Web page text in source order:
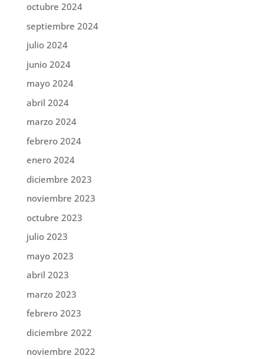
octubre 2024
septiembre 2024
julio 2024
junio 2024
mayo 2024
abril 2024
marzo 2024
febrero 2024
enero 2024
diciembre 2023
noviembre 2023
octubre 2023
julio 2023
mayo 2023
abril 2023
marzo 2023
febrero 2023
diciembre 2022
noviembre 2022